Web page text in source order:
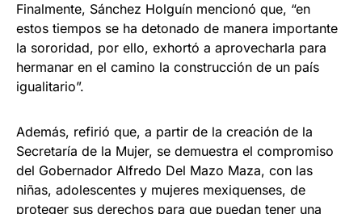
Finalmente, Sánchez Holguín mencionó que, “en
estos tiempos se ha detonado de manera importante
la sororidad, por ello, exhortó a aprovecharla para
hermanar en el camino la construcción de un país
igualitario”.
Además, refirió que, a partir de la creación de la
Secretaría de la Mujer, se demuestra el compromiso
del Gobernador Alfredo Del Mazo Maza, con las
niñas, adolescentes y mujeres mexiquenses, de
proteger sus derechos para que puedan tener una